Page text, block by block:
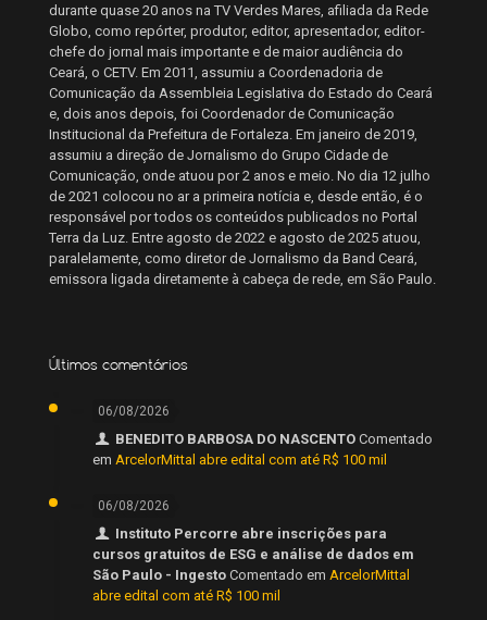
durante quase 20 anos na TV Verdes Mares, afiliada da Rede
Globo, como repórter, produtor, editor, apresentador, editor-
chefe do jornal mais importante e de maior audiência do
Ceará, o CETV. Em 2011, assumiu a Coordenadoria de
Comunicação da Assembleia Legislativa do Estado do Ceará
e, dois anos depois, foi Coordenador de Comunicação
Institucional da Prefeitura de Fortaleza. Em janeiro de 2019,
assumiu a direção de Jornalismo do Grupo Cidade de
Comunicação, onde atuou por 2 anos e meio. No dia 12 julho
de 2021 colocou no ar a primeira notícia e, desde então, é o
responsável por todos os conteúdos publicados no Portal
Terra da Luz. Entre agosto de 2022 e agosto de 2025 atuou,
paralelamente, como diretor de Jornalismo da Band Ceará,
emissora ligada diretamente à cabeça de rede, em São Paulo.
Últimos comentários
06/08/2026
BENEDITO BARBOSA DO NASCENTO Comentado
em ArcelorMittal abre edital com até R$ 100 mil
06/08/2026
Instituto Percorre abre inscrições para
cursos gratuitos de ESG e análise de dados em
São Paulo - Ingesto Comentado em ArcelorMittal
abre edital com até R$ 100 mil